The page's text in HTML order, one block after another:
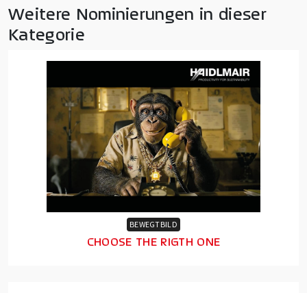
Weitere Nominierungen in dieser
Kategorie
BEWEGTBILD
CHOOSE THE RIGTH ONE